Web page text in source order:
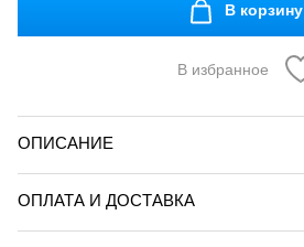
В корзину
В избранное
ОПИСАНИЕ
ОПЛАТА И ДОСТАВКА